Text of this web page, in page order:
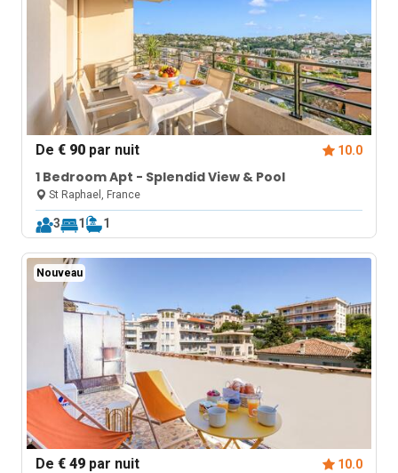
De€ 90 par nuit 10.0
1 Bedroom Apt - Splendid View & Pool
St Raphael, France
3 1 1
Nouveau
De€ 49 par nuit 10.0